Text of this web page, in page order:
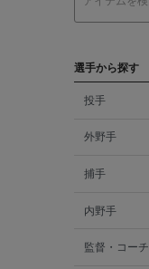
選手から探す
投手
外野手
捕手
内野手
監督・コーチ